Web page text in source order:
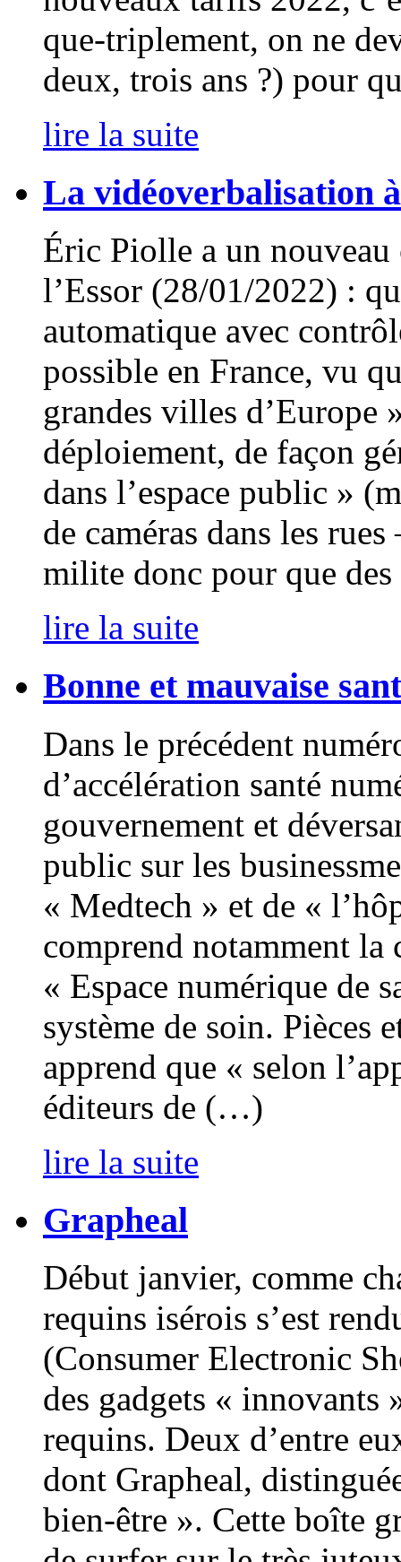
que-triplement, on ne
deux, trois ans ?) pour
lire la suite
La vidéoverbalisation
Éric Piolle a un nouveau
l’Essor (28/01/2022) :
automatique avec
possible en France, vu
grandes villes d’Europe
déploiement, de façon
dans l’espace public »
de caméras dans les
milite donc pour que
lire la suite
Bonne et mauvaise
Dans le précédent
d’accélération santé
gouvernement et
public sur les
« Medtech » et de «
comprend notamment la
« Espace numérique de
système de soin.
apprend que « selon
éditeurs de (…)
lire la suite
Grapheal
Début janvier, comme
requins isérois s’est
(Consumer Electronic
des gadgets « innovants
requins. Deux d’entre
dont Grapheal,
bien-être ». Cette boîte